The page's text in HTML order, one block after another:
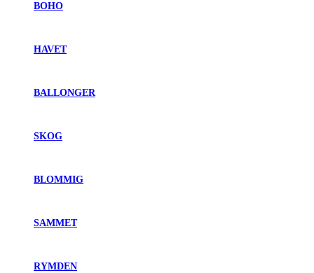
BOHO
HAVET
BALLONGER
SKOG
BLOMMIG
SAMMET
RYMDEN